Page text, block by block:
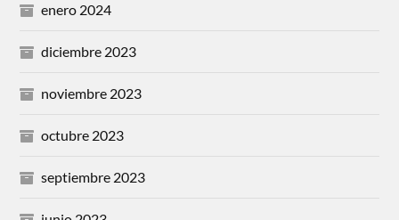
enero 2024
diciembre 2023
noviembre 2023
octubre 2023
septiembre 2023